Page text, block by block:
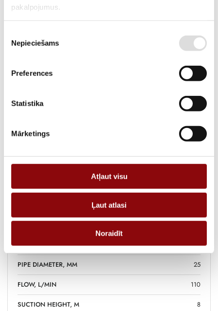
pakalpojumus.
izvēle
Nepieciešams
Preferences
Statistika
Mārketings
Atļaut visu
Ļaut atlasi
Noraidīt
WEIGHT 5.5 kg
34x24x31.5 cm
FUEL petrol with oil
FUEL CONSUMPTION 75%,
L/H
0.8
PUMP APPLICATION clean water
PIPE DIAMETER, MM 25
FLOW, L/MIN 110
SUCTION HEIGHT, M 8